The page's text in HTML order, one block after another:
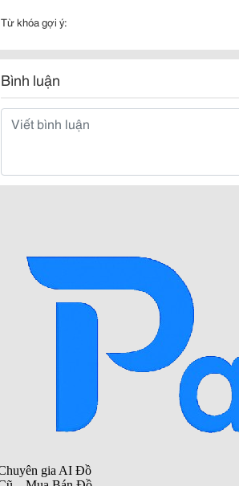
Từ khóa gợi ý:
Bình luận